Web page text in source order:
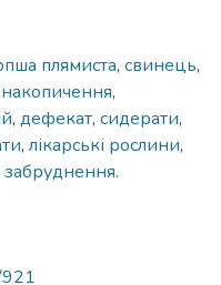
плямиста, свинець,
,
, дефекат, сидерати,
, лікарські рослини,